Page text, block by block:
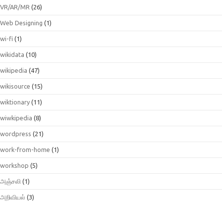
VR/AR/MR (26)
Web Designing (1)
wi-fi (1)
wikidata (10)
wikipedia (47)
wikisource (15)
wiktionary (11)
wiwkipedia (8)
wordpress (21)
work-from-home (1)
workshop (5)
அஞ்சலி (1)
அறிவியல் (3)